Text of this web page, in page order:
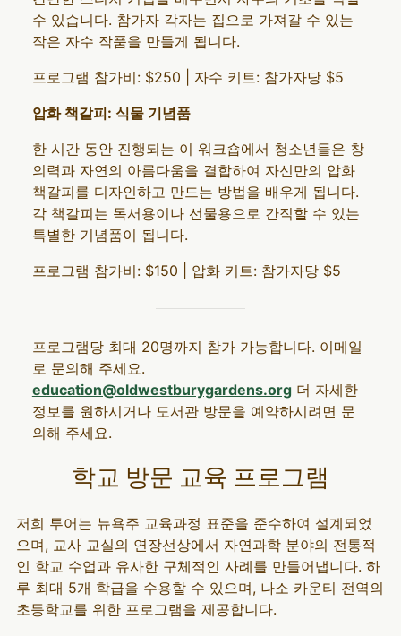
수 있습니다. 참가자 각자는 집으로 가져갈 수 있는
작은 자수 작품을 만들게 됩니다.
프로그램 참가비: $250 | 자수 키트: 참가자당 $5
압화 책갈피: 식물 기념품
한 시간 동안 진행되는 이 워크숍에서 청소년들은 창
의력과 자연의 아름다움을 결합하여 자신만의 압화
책갈피를 디자인하고 만드는 방법을 배우게 됩니다.
각 책갈피는 독서용이나 선물용으로 간직할 수 있는
특별한 기념품이 됩니다.
프로그램 참가비: $150 | 압화 키트: 참가자당 $5
프로그램당 최대 20명까지 참가 가능합니다. 이메일
로 문의해 주세요.
education@oldwestburygardens.org더 자세한
정보를 원하시거나 도서관 방문을 예약하시려면 문
의해 주세요.
학교 방문 교육 프로그램
저희 투어는 뉴욕주 교육과정 표준을 준수하여 설계되었
으며, 교사 교실의 연장선상에서 자연과학 분야의 전통적
인 학교 수업과 유사한 구체적인 사례를 만들어냅니다. 하
루 최대 5개 학급을 수용할 수 있으며, 나소 카운티 전역의
초등학교를 위한 프로그램을 제공합니다.